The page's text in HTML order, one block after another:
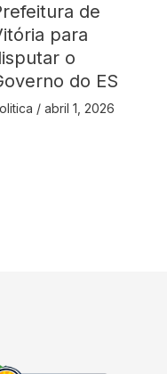
de
para
o
do ES
/ abril 1, 2026